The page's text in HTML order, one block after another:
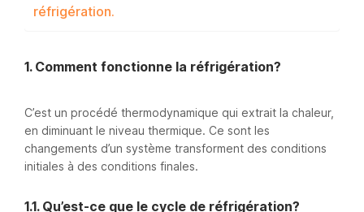
réfrigération.
1. Comment fonctionne la réfrigération?
C’est un procédé thermodynamique qui extrait la chaleur,
en diminuant le niveau thermique. Ce sont les
changements d’un système transforment des conditions
initiales à des conditions finales.
1.1. Qu’est-ce que le cycle de réfrigération?